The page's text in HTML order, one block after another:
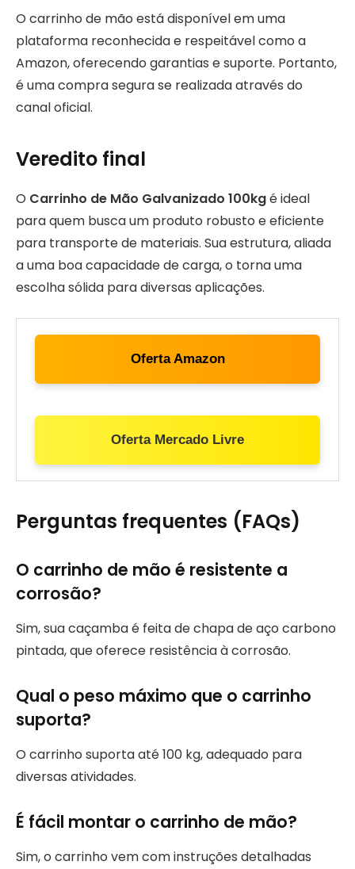
O carrinho de mão está disponível em uma
plataforma reconhecida e respeitável como a
Amazon, oferecendo garantias e suporte. Portanto,
é uma compra segura se realizada através do
canal oficial.
Veredito final
O Carrinho de Mão Galvanizado 100kgé ideal
para quem busca um produto robusto e eficiente
para transporte de materiais. Sua estrutura, aliada
a uma boa capacidade de carga, o torna uma
escolha sólida para diversas aplicações.
Oferta Amazon
Oferta Mercado Livre
Perguntas frequentes (FAQs)
O carrinho de mão é resistente a
corrosão?
Sim, sua caçamba é feita de chapa de aço carbono
pintada, que oferece resistência à corrosão.
Qual o peso máximo que o carrinho
suporta?
O carrinho suporta até 100 kg, adequado para
diversas atividades.
É fácil montar o carrinho de mão?
Sim, o carrinho vem com instruções detalhadas